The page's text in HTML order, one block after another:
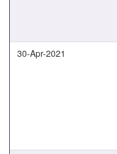
30-Apr-2021